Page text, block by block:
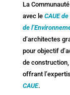
La
avec le CAUE
de
d’architectes
pour objectif
de construction,
offrant
CAUE.